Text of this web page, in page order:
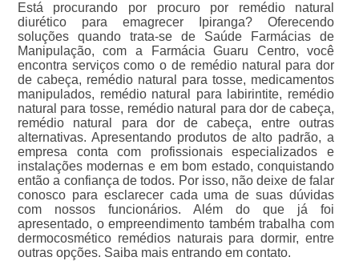
Está procurando por procuro por remédio natural
diurético para emagrecer Ipiranga? Oferecendo
soluções quando trata-se de Saúde Farmácias de
Manipulação, com a Farmácia Guaru Centro, você
encontra serviços como o de remédio natural para dor
de cabeça, remédio natural para tosse, medicamentos
manipulados, remédio natural para labirintite, remédio
natural para tosse, remédio natural para dor de cabeça,
remédio natural para dor de cabeça, entre outras
alternativas. Apresentando produtos de alto padrão, a
empresa conta com profissionais especializados e
instalações modernas e em bom estado, conquistando
então a confiança de todos. Por isso, não deixe de falar
conosco para esclarecer cada uma de suas dúvidas
com nossos funcionários. Além do que já foi
apresentado, o empreendimento também trabalha com
dermocosmético remédios naturais para dormir, entre
outras opções. Saiba mais entrando em contato.